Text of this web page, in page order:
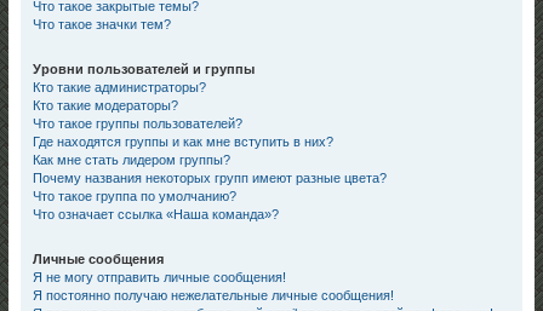
Что такое закрытые темы?
Что такое значки тем?
Уровни пользователей и группы
Кто такие администраторы?
Кто такие модераторы?
Что такое группы пользователей?
Где находятся группы и как мне вступить в них?
Как мне стать лидером группы?
Почему названия некоторых групп имеют разные цвета?
Что такое группа по умолчанию?
Что означает ссылка «Наша команда»?
Личные сообщения
Я не могу отправить личные сообщения!
Я постоянно получаю нежелательные личные сообщения!